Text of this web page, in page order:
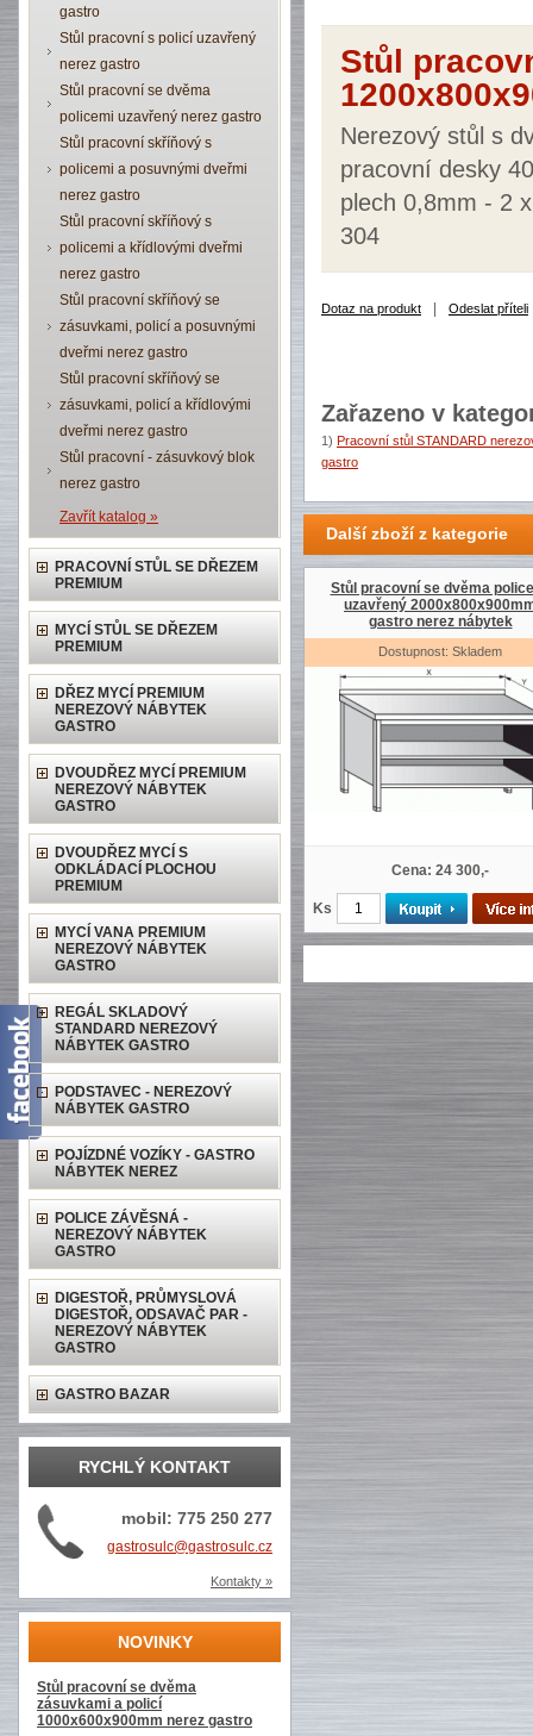
gastro
Stůl pracovní s policí uzavřený
nerez gastro
Stůl pracovní se dvěma
policemi uzavřený nerez gastro
Stůl pracovní skříňový s
policemi a posuvnými dveřmi
nerez gastro
Stůl pracovní skříňový s
policemi a křídlovými dveřmi
nerez gastro
Stůl pracovní skříňový se
zásuvkami, policí a posuvnými
dveřmi nerez gastro
Stůl pracovní skříňový se
zásuvkami, policí a křídlovými
dveřmi nerez gastro
Stůl pracovní - zásuvkový blok
nerez gastro
Zavřít katalog »
PRACOVNÍ STŮL SE DŘEZEM
PREMIUM
MYCÍ STŮL SE DŘEZEM
PREMIUM
DŘEZ MYCÍ PREMIUM
NEREZOVÝ NÁBYTEK
GASTRO
DVOUDŘEZ MYCÍ PREMIUM
NEREZOVÝ NÁBYTEK
GASTRO
DVOUDŘEZ MYCÍ S
ODKLÁDACÍ PLOCHOU
PREMIUM
MYCÍ VANA PREMIUM
NEREZOVÝ NÁBYTEK
GASTRO
REGÁL SKLADOVÝ
STANDARD NEREZOVÝ
NÁBYTEK GASTRO
PODSTAVEC - NEREZOVÝ
NÁBYTEK GASTRO
POJÍZDNÉ VOZÍKY - GASTRO
NÁBYTEK NEREZ
POLICE ZÁVĚSNÁ -
NEREZOVÝ NÁBYTEK
GASTRO
DIGESTOŘ, PRŮMYSLOVÁ
DIGESTOŘ, ODSAVAČ PAR -
NEREZOVÝ NÁBYTEK
GASTRO
GASTRO BAZAR
RYCHLÝ KONTAKT
mobil: 775 250 277
gastrosulc@gastrosulc.cz
Kontakty »
NOVINKY
Stůl pracovní se dvěma
zásuvkami a policí
1000x600x900mm nerez gastro
Stůl
Nerezový stůl s
pracovní desky
plech 0,8mm - 2
304
Dotaz na produkt Odeslat příteli
Zařazeno v
1) Pracovní stůl STANDARD
gastro
Další zboží z kategorie
Stůl pracovní se dvěma
uzavřený
gastro nerez nábytek
Dostupnost: Skladem
Cena: 24 300,-
Ks